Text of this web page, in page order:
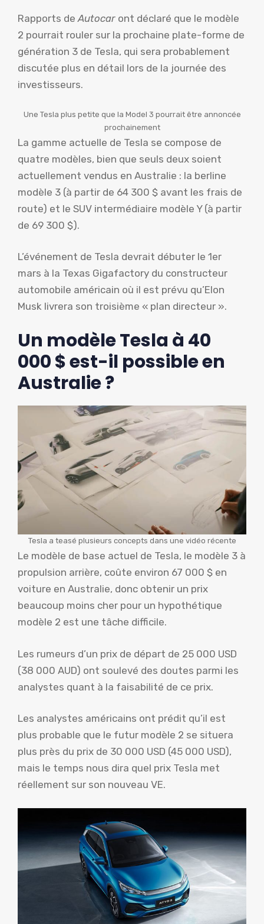
Rapports deAutocar ont déclaré que le modèle
2 pourrait rouler sur la prochaine plate-forme de
génération 3 de Tesla, qui sera probablement
discutée plus en détail lors de la journée des
investisseurs.
Une Tesla plus petite que la Model 3 pourrait être annoncée
prochainement
La gamme actuelle de Tesla se compose de
quatre modèles, bien que seuls deux soient
actuellement vendus en Australie : la berline
modèle 3 (à partir de 64 300 $ avant les frais de
route) et le SUV intermédiaire modèle Y (à partir
de 69 300 $).
L’événement de Tesla devrait débuter le 1er
mars à la Texas Gigafactory du constructeur
automobile américain où il est prévu qu’Elon
Musk livrera son troisième « plan directeur ».
Un modèle Tesla à 40
000 $ est-il possible en
Australie ?
Tesla a teasé plusieurs concepts dans une vidéo récente
Le modèle de base actuel de Tesla, le modèle 3 à
propulsion arrière, coûte environ 67 000 $ en
voiture en Australie, donc obtenir un prix
beaucoup moins cher pour un hypothétique
modèle 2 est une tâche difficile.
Les rumeurs d’un prix de départ de 25 000 USD
(38 000 AUD) ont soulevé des doutes parmi les
analystes quant à la faisabilité de ce prix.
Les analystes américains ont prédit qu’il est
plus probable que le futur modèle 2 se situera
plus près du prix de 30 000 USD (45 000 USD),
mais le temps nous dira quel prix Tesla met
réellement sur son nouveau VE.